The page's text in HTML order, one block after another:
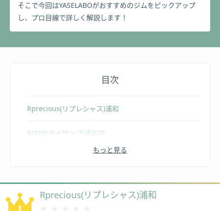
そこで今回はYASELABOがおすすめのジムをピックアップ
し、プロ目線で詳しく解説します！
目次
Rprecious(リプレシャス)浦和
RIZAP(ライザップ)浦和店
Reborn myself(リボーンマイセルフ)浦和店
Organic gym(オーガニックジム)
もっと見る
Rprecious(リプレシャス)浦和